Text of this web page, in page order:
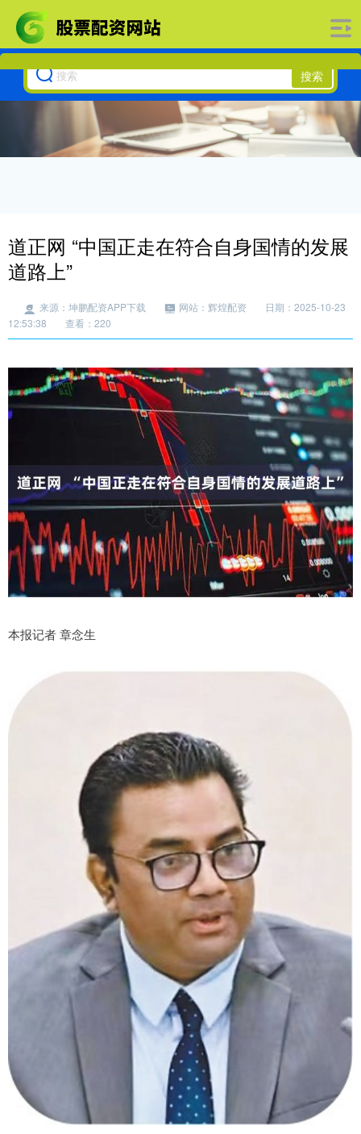
搜索
道正网 “中国正走在符合自身国情的发展
道路上”
来源：坤鹏配资APP下载 网站：辉煌配资
日期：2025-10-23
12:53:38
查看：220
本报记者 章念生